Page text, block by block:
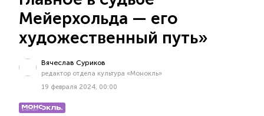
Мейерхольда — его
художественный путь»
Вячеслав Суриков
редактор отдела культура «Монокль»
19 февраля 2024, 00:00